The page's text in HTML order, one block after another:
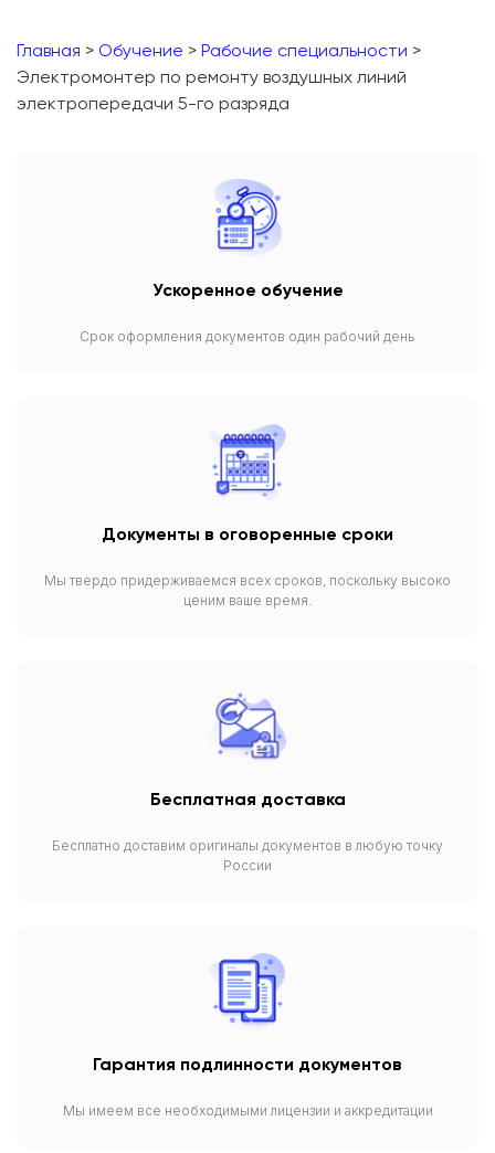
Главная > Обучение > Рабочие специальности >
Электромонтер по ремонту воздушных линий
электропередачи 5-го разряда
Ускоренное обучение
Срок оформления документов один рабочий день
Документы в оговоренные сроки
Мы твердо придерживаемся всех сроков, поскольку высоко
ценим ваше время.
Бесплатная доставка
Бесплатно доставим оригиналы документов в любую точку
России
Гарантия подлинности документов
Мы имеем все необходимыми лицензии и аккредитации